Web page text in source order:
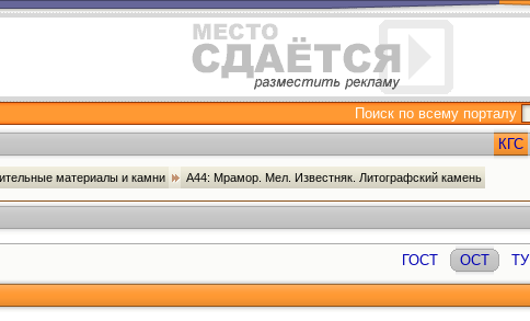
Поиск по всему порталу
КГС
материалы и камни А44: Мрамор. Мел. Известняк. Литографский камень
ГОСТ ОСТ ТУ